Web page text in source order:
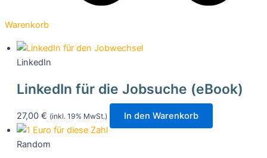
Warenkorb
LinkedIn
LinkedIn für die Jobsuche (eBook)
27,00 € (inkl. 19% MwSt.) In den Warenkorb
Random